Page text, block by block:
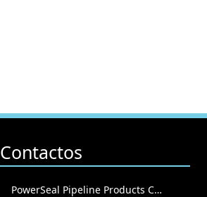
Contactos
PowerSeal Pipeline Products Corporation